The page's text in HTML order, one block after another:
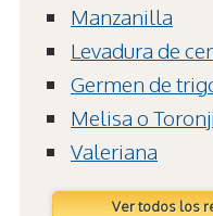
Manzanilla
Levadura de
Germen de
Melisa o
Valeriana
Ver todos los